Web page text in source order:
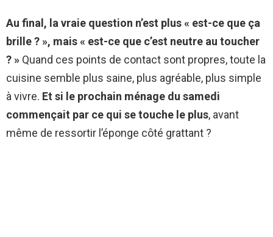
Au final, la vraie question n’est plus « est-ce que ça
brille ? », mais « est-ce que c’est neutre au toucher
? » Quand ces points de contact sont propres, toute la
cuisine semble plus saine, plus agréable, plus simple
à vivre. Et si le prochain ménage du samedi
commençait par ce qui se touche le plus, avant
même de ressortir l’éponge côté grattant ?